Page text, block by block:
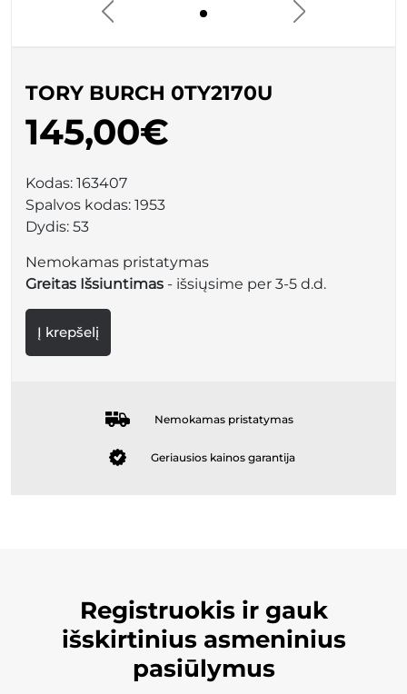
TORY BURCH 0TY2170U
145,00€
Kodas: 163407
Spalvos kodas: 1953
Dydis: 53
Nemokamas pristatymas
Greitas Išsiuntimas - išsiųsime per 3-5 d.d.
Į krepšelį
Nemokamas pristatymas
Geriausios kainos garantija
Registruokis ir gauk
išskirtinius asmeninius
pasiūlymus